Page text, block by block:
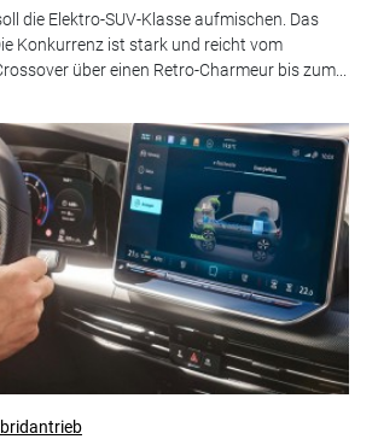
die Elektro-SUV-Klasse aufmischen. Das
Konkurrenz ist stark und reicht vom
über einen Retro-Charmeur bis zum...